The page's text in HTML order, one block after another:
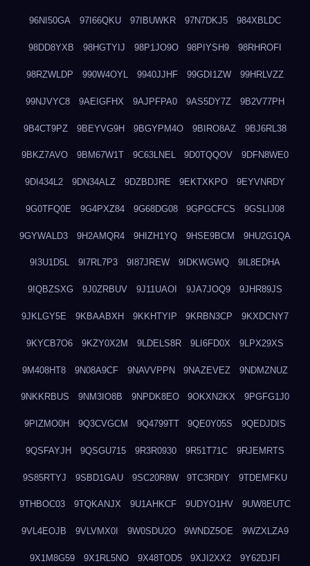
96NI50GA 97I66QKU 97IBUWKR 97N7DKJ5 984XBLDC
98DD8YXB 98HGTYIJ 98P1JO9O 98PIYSH9 98RHROFI
98RZWLDP 990W4OYL 9940JJHF 99GDI1ZW 99HRLVZZ
99NJVYC8 9AEIGFHX 9AJPFPA0 9AS5DY7Z 9B2V77PH
9B4CT9PZ 9BEYVG9H 9BGYPM4O 9BIRO8AZ 9BJ6RL38
9BKZ7AVO 9BM67W1T 9C63LNEL 9D0TQQOV 9DFN8WE0
9DI434L2 9DN34ALZ 9DZBDJRE 9EKTXKPO 9EYVNRDY
9G0TFQ0E 9G4PXZ84 9G68DG08 9GPGCFCS 9GSLIJ08
9GYWALD3 9H2AMQR4 9HIZH1YQ 9HSE9BCM 9HU2G1QA
9I3U1D5L 9I7RL7P3 9I87JREW 9IDKWGWQ 9IL8EDHA
9IQBZSXG 9J0ZRBUV 9J11UAOI 9JA7JOQ9 9JHR89JS
9JKLGY5E 9KBAABXH 9KKHTYIP 9KRBN3CP 9KXDCNY7
9KYCB7O6 9KZY0X2M 9LDELS8R 9LI6FD0X 9LPX29XS
9M408HT8 9N08A9CF 9NAVVPPN 9NAZEVEZ 9NDMZNUZ
9NKKRBUS 9NM3IO8B 9NPDK8EO 9OKXN2KX 9PGFG1J0
9PIZMO0H 9Q3CVGCM 9Q4799TT 9QE0Y05S 9QEDJDIS
9QSFAYJH 9QSGU715 9R3R0930 9R51T71C 9RJEMRTS
9S85RTYJ 9SBD1GAU 9SC20R8W 9TC3RDIY 9TDEMFKU
9THBOC03 9TQKANJX 9U1AHKCF 9UDYO1HV 9UW8EUTC
9VL4EOJB 9VLVMX0I 9W0SDU2O 9WNDZ5OE 9WZXLZA9
9X1M8G59 9X1RL5NO 9X48TOD5 9XJI2XX2 9Y62DJFI